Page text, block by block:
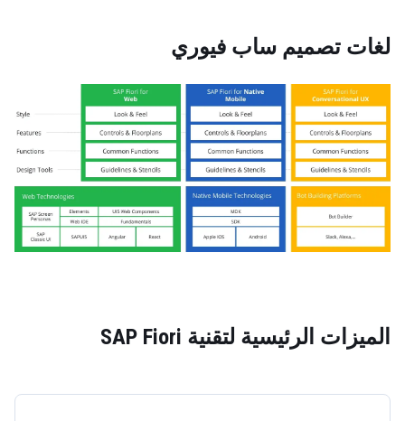
لغات تصميم ساب فيوري
الميزات الرئيسية لتقنية SAP Fiori